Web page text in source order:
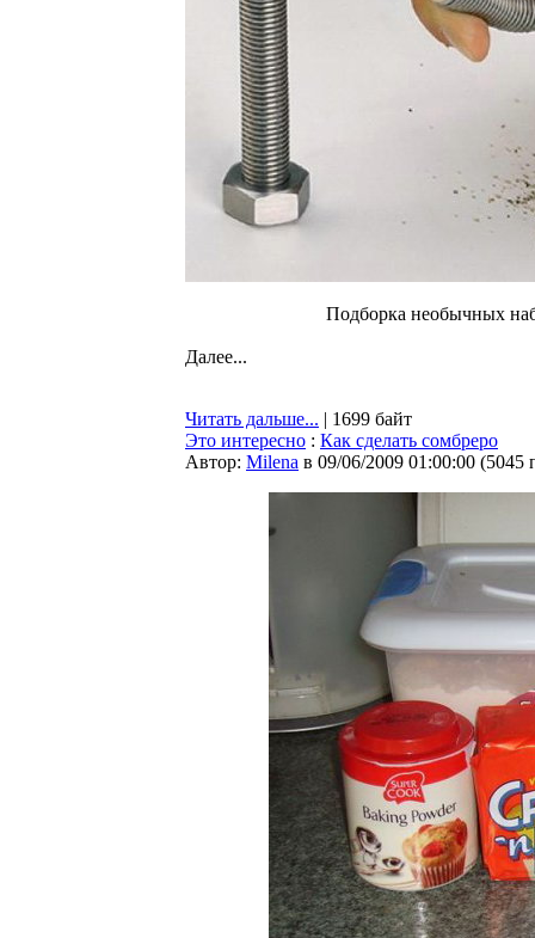
Подборка необычных
Далее...
Читать дальше... | 1699 байт
Это интересно : Как сделать сомбреро
Автор: Milena в 09/06/2009 01:00:00 (5045